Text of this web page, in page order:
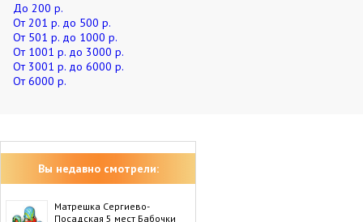
До 200 р.
От 201 р. до 500 р.
От 501 р. до 1000 р.
От 1001 р. до 3000 р.
От 3001 р. до 6000 р.
От 6000 р.
Вы недавно смотрели:
Матрешка Сергиево-
Посадская 5 мест Бабочки